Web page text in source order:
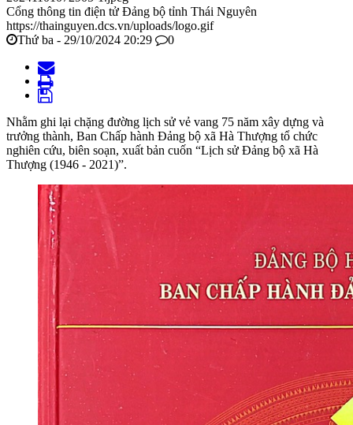
Cổng thông tin điện tử Đảng bộ tỉnh Thái Nguyên
https://thainguyen.dcs.vn/uploads/logo.gif
Thứ ba - 29/10/2024 20:29
0
Nhằm ghi lại chặng đường lịch sử vẻ vang 75 năm xây dựng và
trưởng thành, Ban Chấp hành Đảng bộ xã Hà Thượng tổ chức
nghiên cứu, biên soạn, xuất bản cuốn “Lịch sử Đảng bộ xã Hà
Thượng (1946 - 2021)”.